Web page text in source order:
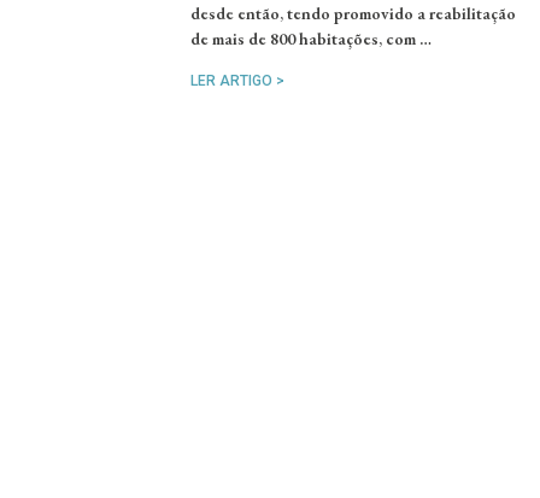
desde então, tendo promovido a reabilitação
de mais de 800 habitações, com …
LER ARTIGO >